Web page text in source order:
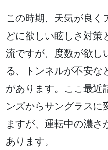
この時期、天気が良く
どに欲しい眩しさ対策
流ですが、度数が欲し
る、トンネルが不安な
があります。ここ最近
ンズからサングラスに
ますが、運転中の濃さ
あります。